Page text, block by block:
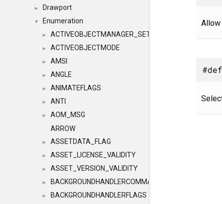
► Drawport
▼ Enumeration
► ACTIVEOBJECTMANAGER_SETOBJECTS
► ACTIVEOBJECTMODE
► AMSI
► ANGLE
► ANIMATEFLAGS
► ANTI
►
AOM_MSG
ARROW
► ASSETDATA_FLAG
► ASSET_LICENSE_VALIDITY
► ASSET_VERSION_VALIDITY
► BACKGROUNDHANDLERCOMMAND
► BACKGROUNDHANDLERFLAGS
Allow